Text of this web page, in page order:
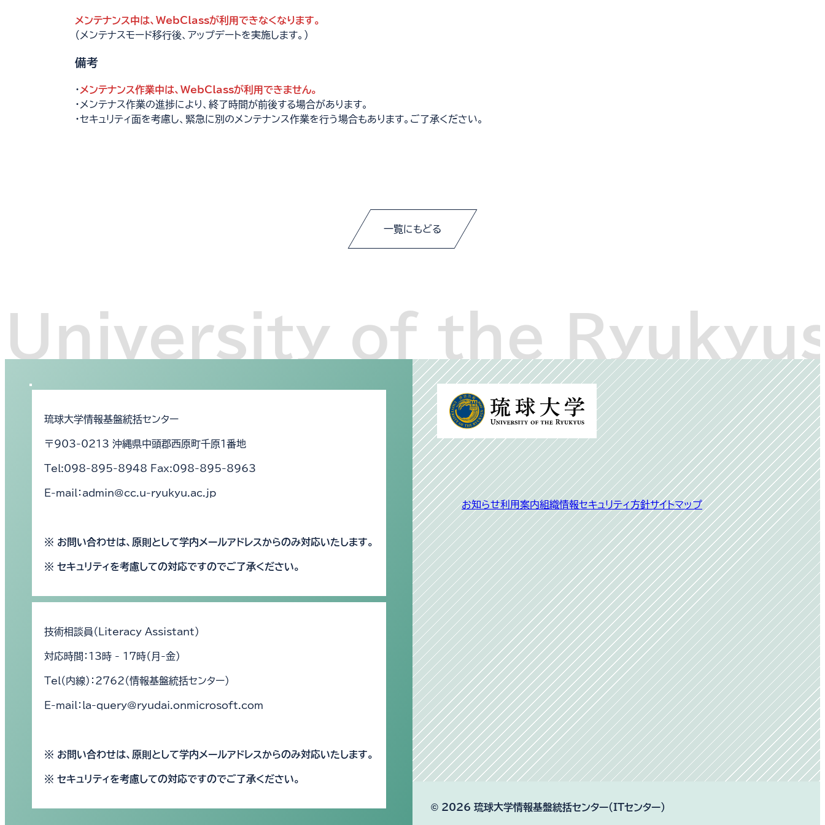
く
メンテナンス中は、WebClassが利用できなくなります。
（メンテナスモード移行後、アップデートを実施します。）
備考
・メンテナンス作業中は、WebClassが利用できません。
・メンテナス作業の進捗により、終了時間が前後する場合があります。
・セキュリティ面を考慮し、緊急に別のメンテナンス作業を行う場合もあります。ご了承ください。
一覧にもどる
琉球大学情報基盤統括センター
〒903-0213 沖縄県中頭郡西原町千原1番地
Tel:098-895-8948 Fax:098-895-8963
E-mail：admin@cc.u-ryukyu.ac.jp
※ お問い合わせは、原則として学内メールアドレスからのみ対応いたします。
※ セキュリティを考慮しての対応ですのでご了承ください。
技術相談員（Literacy Assistant）
対応時間：13時 - 17時（月-金）
Tel（内線）：2762（情報基盤統括センター）
E-mail：la-query@ryudai.onmicrosoft.com
※ お問い合わせは、原則として学内メールアドレスからのみ対応いたします。
※ セキュリティを考慮しての対応ですのでご了承ください。
ン
ド
ウ
で
開
く
お知らせ利用案内組織情報セキュリティ方針サイトマップ
© 2026 琉球大学情報基盤統括センター（ITセンター）